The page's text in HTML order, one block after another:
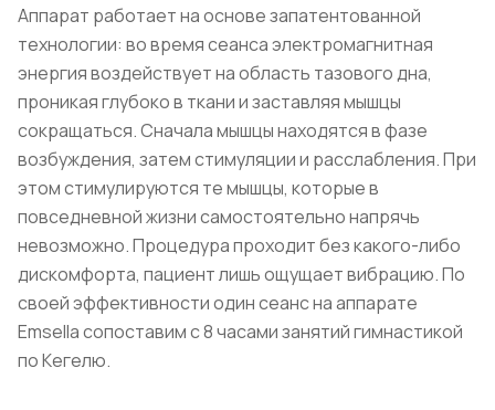
Аппарат работает на основе запатентованной
технологии: во время сеанса электромагнитная
энергия воздействует на область тазового дна,
проникая глубоко в ткани и заставляя мышцы
сокращаться. Сначала мышцы находятся в фазе
возбуждения, затем стимуляции и расслабления. При
этом стимулируются те мышцы, которые в
повседневной жизни самостоятельно напрячь
невозможно. Процедура проходит без какого-либо
дискомфорта, пациент лишь ощущает вибрацию. По
своей эффективности один сеанс на аппарате
Emsella сопоставим с 8 часами занятий гимнастикой
по Кегелю.